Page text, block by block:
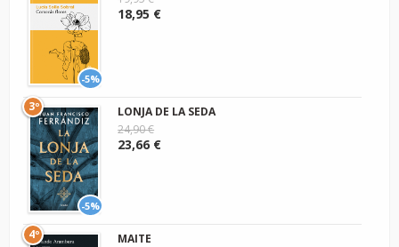
-5%
18,95 €
-5%
3º
LONJA DE LA SEDA
24,90 €
23,66 €
4º
MAITE